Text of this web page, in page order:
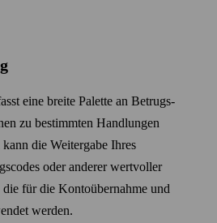
eine breite Palette an Betrugs­
zu bestimmten Handlungen
die Weitergabe Ihres
oder anderer wertvoller
für die Konto­über­nahme und
werden.